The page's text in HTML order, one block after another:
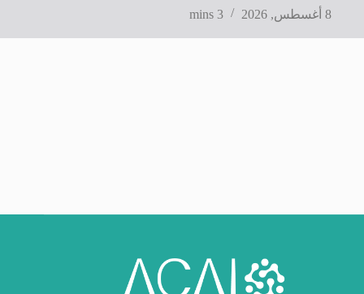
8 أغسطس, 2026
3 mins